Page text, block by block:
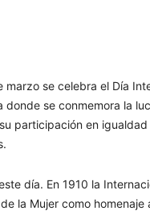
marzo se celebra el Día
donde se conmemora la
participación en
día. En 1910 la
la Mujer como homenaje